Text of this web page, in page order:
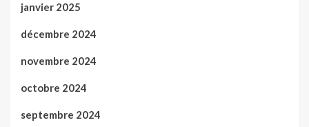
janvier 2025
décembre 2024
novembre 2024
octobre 2024
septembre 2024